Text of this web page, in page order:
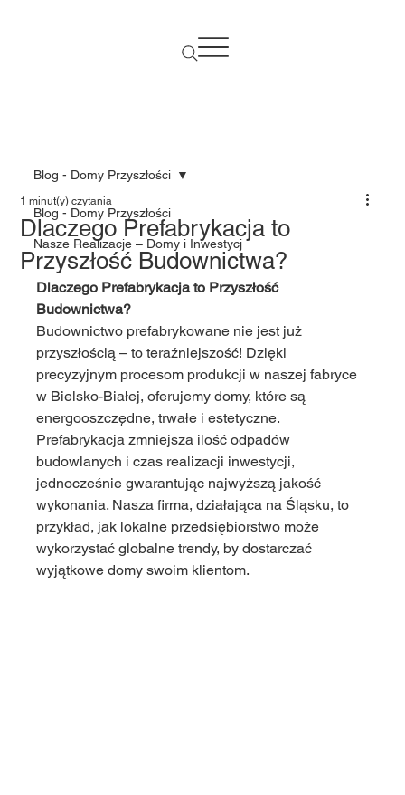
Blog - Domy Przyszłości
Nasze Realizacje – Domy i Inwestycj
Blog - Domy Przyszłości
Dlaczego Prefabrykacja to
Przyszłość Budownictwa?
1 minut(y) czytania
Dlaczego Prefabrykacja to Przyszłość
Budownictwa?
Budownictwo prefabrykowane nie jest już
przyszłością – to teraźniejszość! Dzięki
precyzyjnym procesom produkcji w naszej fabryce
w Bielsko-Białej, oferujemy domy, które są
energooszczędne, trwałe i estetyczne.
Prefabrykacja zmniejsza ilość odpadów
budowlanych i czas realizacji inwestycji,
jednocześnie gwarantując najwyższą jakość
wykonania. Nasza firma, działająca na Śląsku, to
przykład, jak lokalne przedsiębiorstwo może
wykorzystać globalne trendy, by dostarczać
wyjątkowe domy swoim klientom.